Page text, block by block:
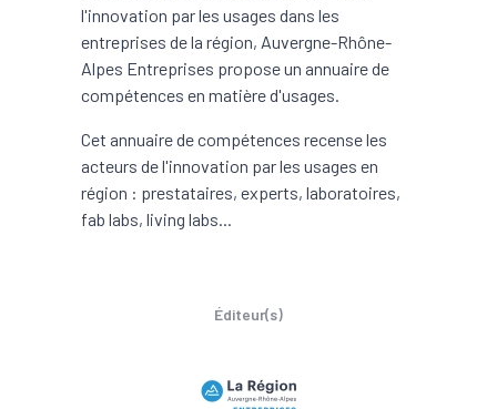
l'innovation par les usages dans les
entreprises de la région, Auvergne-Rhône-
Alpes Entreprises propose un annuaire de
compétences en matière d'usages.
Cet annuaire de compétences recense les
acteurs de l'innovation par les usages en
région : prestataires, experts, laboratoires,
fab labs, living labs...
Éditeur(s)